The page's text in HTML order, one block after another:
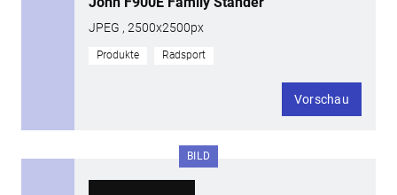
JPEG , 2500x2500px
Produkte Radsport
Vorschau
BILD